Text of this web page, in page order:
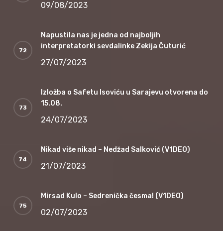
09/08/2023
Napustila nas je jedna od najboljih
interpretatorki sevdalinke Zekija Čuturić
27/07/2023
Izložba o Safetu Isoviću u Sarajevu otvorena do
15.08.
24/07/2023
Nikad više nikad – Nedžad Salković (V1DEO)
21/07/2023
Mirsad Kulo – Sedrenička česma! (V1DEO)
02/07/2023